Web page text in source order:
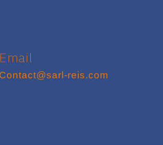
Email
contact@sarl-reis.com